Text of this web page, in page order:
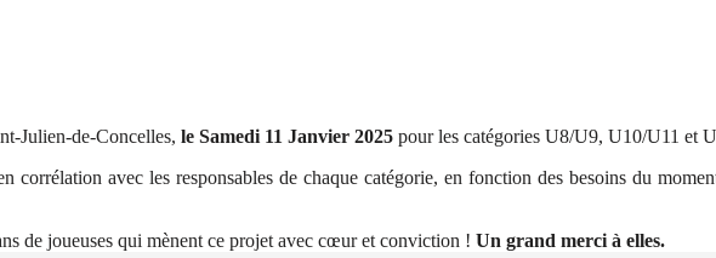
Julien-de-Concelles, le Samedi 11 Janvier 2025 pour les catégories U8/U9, U10/U11 et
corrélation avec les responsables de chaque catégorie, en fonction des besoins du
de joueuses qui mènent ce projet avec cœur et conviction ! Un grand merci à elles.